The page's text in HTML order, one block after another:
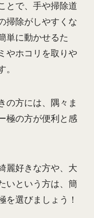
とで、手や掃除道
掃除がしやすくな
単に動かせるた
やホコリを取りや
。
の方には、隅々ま
極の方が便利と感
麗好きな方や、大
いという方は、簡
を選びましょう！